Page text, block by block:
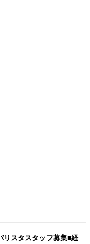
スタスタッフ募集■経